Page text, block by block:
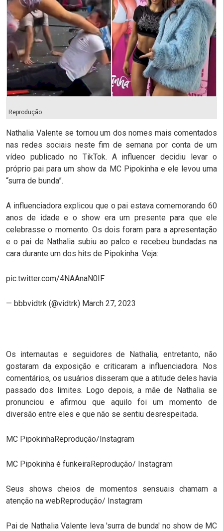
Reprodução
Nathalia Valente se tornou um dos nomes mais comentados
nas redes sociais neste fim de semana por conta de um
vídeo publicado no TikTok. A influencer decidiu levar o
próprio pai para um show da MC Pipokinha e ele levou uma
“surra de bunda”.
A influenciadora explicou que o pai estava comemorando 60
anos de idade e o show era um presente para que ele
celebrasse o momento. Os dois foram para a apresentação
e o pai de Nathalia subiu ao palco e recebeu bundadas na
cara durante um dos hits de Pipokinha. Veja:
pic.twitter.com/4NAAnaN0IF
— bbbvidtrk (@vidtrk) March 27, 2023
Os internautas e seguidores de Nathalia, entretanto, não
gostaram da exposição e criticaram a influenciadora. Nos
comentários, os usuários disseram que a atitude deles havia
passado dos limites. Logo depois, a mãe de Nathalia se
pronunciou e afirmou que aquilo foi um momento de
diversão entre eles e que não se sentiu desrespeitada.
MC PipokinhaReprodução/Instagram
MC Pipokinha é funkeiraReprodução/ Instagram
Seus shows cheios de momentos sensuais chamam a
atenção na webReprodução/ Instagram
Pai de Nathalia Valente leva 'surra de bunda' no show de MC